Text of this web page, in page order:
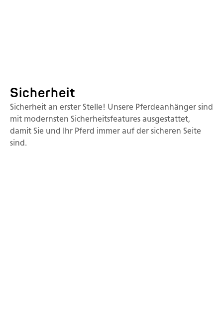
Sicherheit
Sicherheit an erster Stelle! Unsere Pferdeanhänger sind
mit modernsten Sicherheitsfeatures ausgestattet,
damit Sie und Ihr Pferd immer auf der sicheren Seite
sind.